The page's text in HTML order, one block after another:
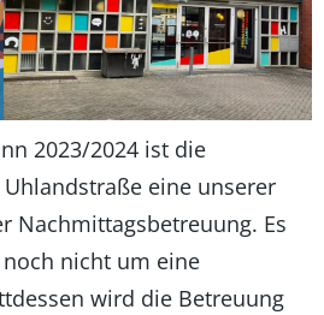
2023/2024 ist die
eine unserer
Nachmittagsbetreuung. Es
nicht um eine
wird die Betreuung